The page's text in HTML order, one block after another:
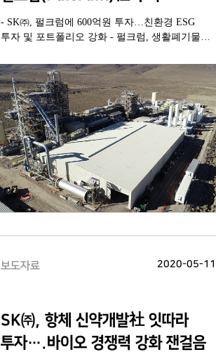
- SK㈜, 펄크럼에 600억원 투자…친환경 ESG
투자 및 포트폴리오 강화 - 펄크럼, 생활폐기물
온실가스 감축 기여 - 세계 최초 생활폐기물
합성원유 플랜트 완공, ‘22년부터 연 4만톤
합성원유 생산 - 펄크럼 공정 활용,
SK에코플랜트와 국내 바이오에너지 시장 진출
모색
보도자료 2020-05-11
SK㈜, 항체 신약개발社 잇따라
투자….바이오 경쟁력 강화 잰걸음